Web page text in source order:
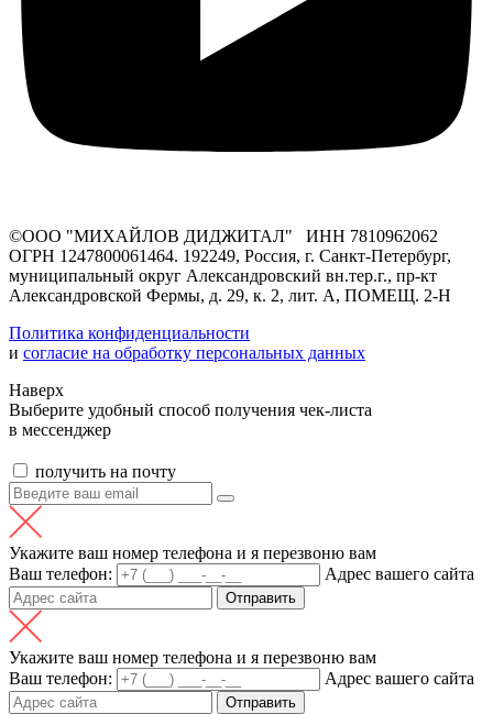
©ООО "МИХАЙЛОВ ДИДЖИТАЛ" ИНН 7810962062
ОГРН 1247800061464. 192249, Россия, г. Санкт-Петербург,
муниципальный округ Александровский вн.тер.г., пр-кт
Александровской Фермы, д. 29, к. 2, лит. А, ПОМЕЩ. 2-Н
Политика конфиденциальности
и согласие на обработку персональных данных
Наверх
Выберите удобный способ получения чек-листа
в мессенджер
получить на почту
Укажите ваш номер телефона и я перезвоню вам
Ваш телефон:
Адрес вашего сайта
Отправить
Укажите ваш номер телефона и я перезвоню вам
Ваш телефон:
Адрес вашего сайта
Отправить